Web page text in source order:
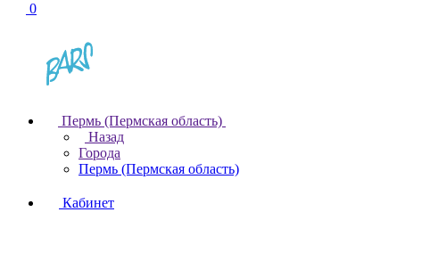
0
Пермь (Пермская область)
Назад
Города
Пермь (Пермская область)
Кабинет